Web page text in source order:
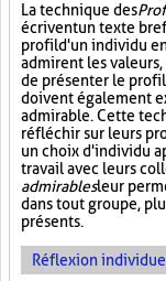
La technique des
écrivent un texte
profil d'un individu
admirent les
de présenter le
doivent également
admirable. Cette
réfléchir sur leurs
un choix d'individu
travail avec leurs
admirablesleur
dans tout groupe,
présents.
Réflexion